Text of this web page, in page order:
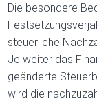
Die besondere
steuerliche
Je weiter das
geänderte
wird die